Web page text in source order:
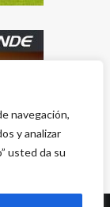
navegación,
y analizar
usted da su